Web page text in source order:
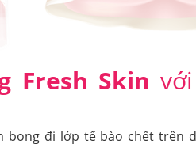
Fresh Skin
bong đi lớp tế bào chết trên